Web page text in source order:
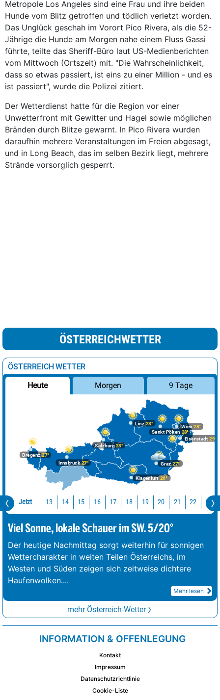
Metropole Los Angeles sind eine Frau und ihre beiden
Hunde vom Blitz getroffen und tödlich verletzt worden.
Das Unglück geschah im Vorort Pico Rivera, als die 52-
Jährige die Hunde am Morgen nahe einem Fluss Gassi
führte, teilte das Sheriff-Büro laut US-Medienberichten
vom Mittwoch (Ortszeit) mit. "Die Wahrscheinlichkeit,
dass so etwas passiert, ist eins zu einer Million - und es
ist passiert", wurde die Polizei zitiert.
Der Wetterdienst hatte für die Region vor einer
Unwetterfront mit Gewitter und Hagel sowie möglichen
Bränden durch Blitze gewarnt. In Pico Rivera wurden
daraufhin mehrere Veranstaltungen im Freien abgesagt,
und in Long Beach, das im selben Bezirk liegt, mehrere
Strände vorsorglich gesperrt.
ÖSTERREICHWETTER
ÖSTERREICH WETTER
Heute Morgen 9 Tage
Bregenz27°
Graz27°
Innsbruck27°
Klagenfurt 26°
Linz28°
Salzburg28°
Wien 28°
Eisenstadt 29°
Sankt Pölten 28°
Jetzt 13 14 15 16 17 18 19 20 21 22 23
Viel Sonne, lokale Schauer im SW. 5/20°
Der heutige Nachmittag sorgt weiterhin für sonnigen
Wettercharakter in weiten Teilen Österreichs, im
Westen und Süden zeigen sich zeitweise dichtere
Haufenwolken....
Mehr lesen
mehr Österreich-Wetter
INFORMATION & OFFENLEGUNG
Kontakt
Impressum
Datenschutzrichtlinie
Cookie-Liste